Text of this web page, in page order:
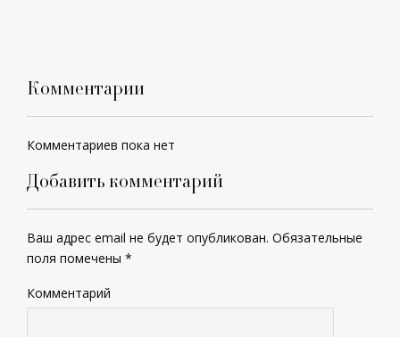
Комментарии
Комментариев пока нет
Добавить комментарий
Ваш адрес email не будет опубликован. Обязательные
поля помечены *
Комментарий